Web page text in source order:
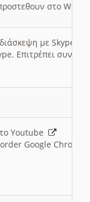
στο Word
με Skype
Επιτρέπει
Youtube
Google Chrome